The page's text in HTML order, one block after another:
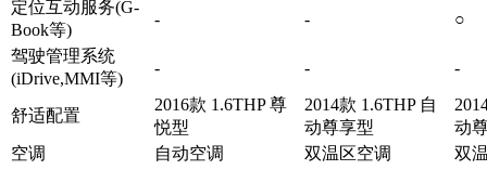
定位互动服务(G-
Book等)
- -
○
驾驶管理系统
(iDrive,MMI等)
- - -
舒适配置
2016款 1.6THP 尊
悦型
2014款 1.6THP 自
动尊享型
动
空调
自动空调 双温区空调
双